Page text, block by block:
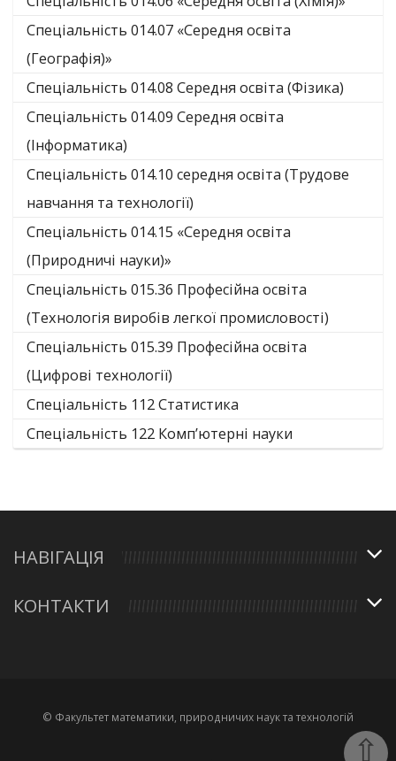
Спеціальність 014.07 «Середня освіта
(Географія)»
Спеціальність 014.08 Середня освіта (Фізика)
Спеціальність 014.09 Середня освіта
(Інформатика)
Спеціальність 014.10 середня освіта (Трудове
навчання та технології)
Спеціальність 014.15 «Середня освіта
(Природничі науки)»
Спеціальність 015.36 Професійна освіта
(Технологія виробів легкої промисловості)
Спеціальність 015.39 Професійна освіта
(Цифрові технології)
Спеціальність 112 Статистика
Спеціальність 122 Комп’ютерні науки
⇧
НАВІГАЦІЯ
КОНТАКТИ
© Факультет математики, природничих наук та технологій